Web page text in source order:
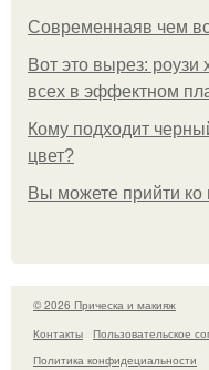
Современнаяв чем
Вот это вырез: роузи
всех в эффектном
Кому подходит
цвет?
Вы можете прийти
© 2026 Прическа и макияж
Контакты
Пользовательское
Политика конфидециальности